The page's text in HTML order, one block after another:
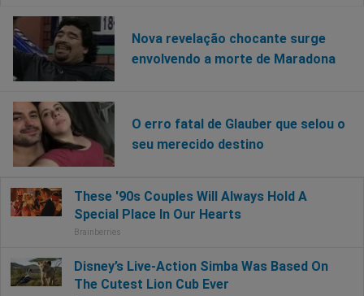
Nova revelação chocante surge
envolvendo a morte de Maradona
O erro fatal de Glauber que selou o
seu merecido destino